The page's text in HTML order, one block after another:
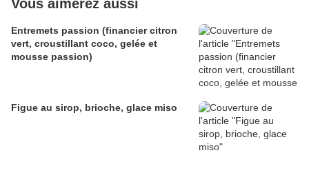
Vous aimerez aussi
Entremets passion (financier citron
vert, croustillant coco, gelée et
mousse passion)
Figue au sirop, brioche, glace miso